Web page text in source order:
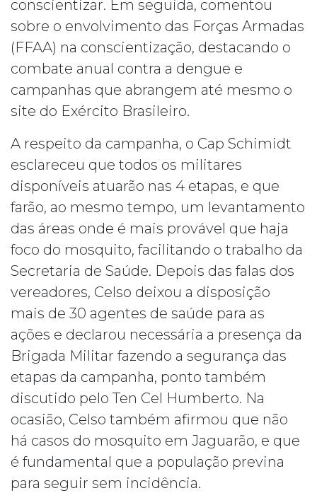
conscientizar. Em seguida, comentou
sobre o envolvimento das Forças Armadas
(FFAA) na conscientização, destacando o
combate anual contra a dengue e
campanhas que abrangem até mesmo o
site do Exército Brasileiro.
A respeito da campanha, o Cap Schimidt
esclareceu que todos os militares
disponíveis atuarão nas 4 etapas, e que
farão, ao mesmo tempo, um levantamento
das áreas onde é mais provável que haja
foco do mosquito, facilitando o trabalho da
Secretaria de Saúde. Depois das falas dos
vereadores, Celso deixou a disposição
mais de 30 agentes de saúde para as
ações e declarou necessária a presença da
Brigada Militar fazendo a segurança das
etapas da campanha, ponto também
discutido pelo Ten Cel Humberto. Na
ocasião, Celso também afirmou que não
há casos do mosquito em Jaguarão, e que
é fundamental que a população previna
para seguir sem incidência.